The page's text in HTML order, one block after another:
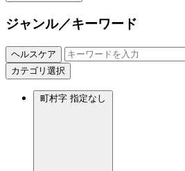
ジャンル／キーワード
ヘルスケア
カテゴリ選択
町村字 指定なし